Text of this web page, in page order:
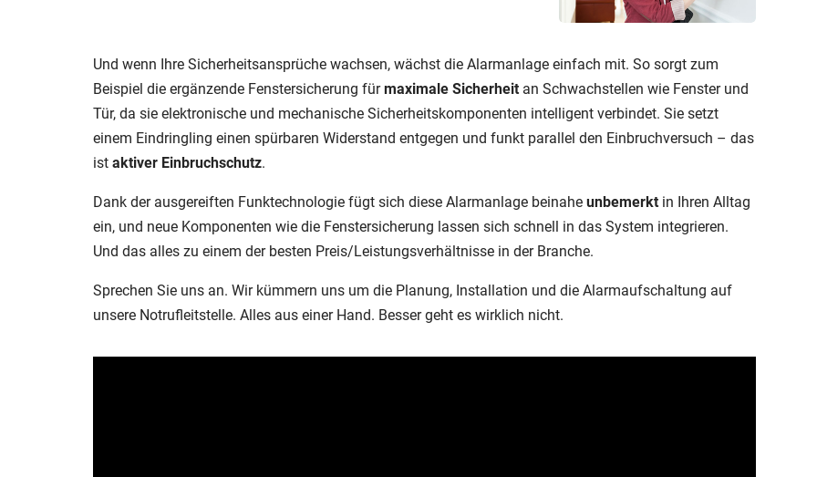
Und wenn Ihre Sicherheitsansprüche wachsen, wächst die Alarmanlage einfach mit. So sorgt zum
Beispiel die ergänzende Fenstersicherung fürmaximale Sicherheit an Schwachstellen wie Fenster und
Tür, da sie elektronische und mechanische Sicherheitskomponenten intelligent verbindet. Sie setzt
einem Eindringling einen spürbaren Widerstand entgegen und funkt parallel den Einbruchversuch – das
ist aktiver Einbruchschutz.
Dank der ausgereiften Funktechnologie fügt sich diese Alarmanlage beinahe unbemerkt in Ihren Alltag
ein, und neue Komponenten wie die Fenstersicherung lassen sich schnell in das System integrieren.
Und das alles zu einem der besten Preis/Leistungsverhältnisse in der Branche.
Sprechen Sie uns an. Wir kümmern uns um die Planung, Installation und die Alarmaufschaltung auf
unsere Notrufleitstelle. Alles aus einer Hand. Besser geht es wirklich nicht.